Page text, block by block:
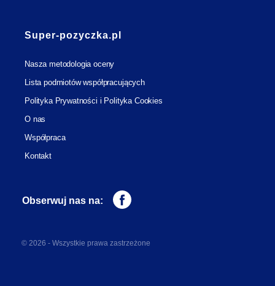
Super-pozyczka.pl
Nasza metodologia oceny
Lista podmiotów współpracujących
Polityka Prywatności i Polityka Cookies
O nas
Współpraca
Kontakt
Obserwuj nas na:
© 2026 - Wszystkie prawa zastrzeżone